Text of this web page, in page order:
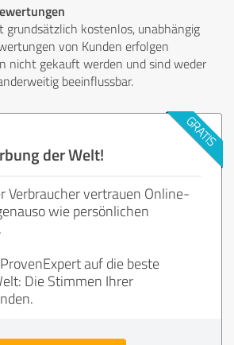
grundsätzlich kostenlos, unabhängig
von Kunden erfolgen
nicht gekauft werden und sind weder
beeinflussbar.
der Welt!
Verbraucher vertrauen Online-
wie persönlichen
auf die beste
Die Stimmen Ihrer